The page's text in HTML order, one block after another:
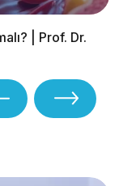
| Prof. Dr.